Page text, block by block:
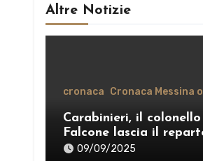
Altre Notizie
cronaca Cronaca Messina
Carabinieri, il colonello
Falcone lascia il
operativo di Messina
09/09/2025